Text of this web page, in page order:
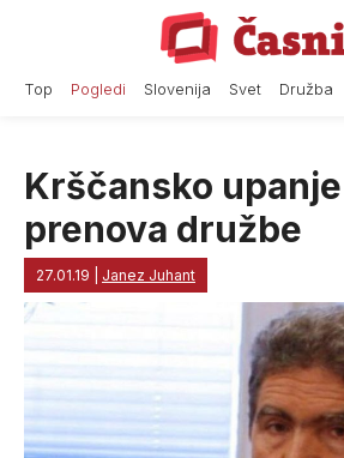
Top Pogledi Slovenija Svet Družba
Krščansko
prenova družbe
27.01.19 Janez Juhant